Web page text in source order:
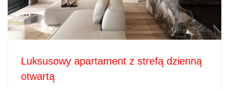
Luksusowy apartament z strefą dzienną
otwartą